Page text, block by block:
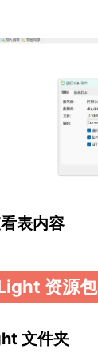
表内容
资源包
文件夹